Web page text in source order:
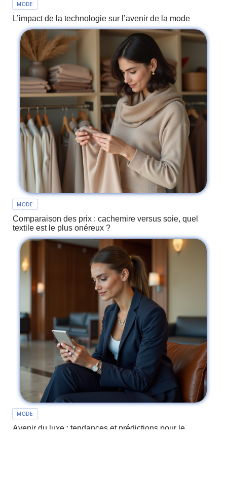
MODE
L’impact de la technologie sur l’avenir de la mode
MODE
Comparaison des prix : cachemire versus soie, quel
textile est le plus onéreux ?
MODE
Avenir du luxe : tendances et prédictions pour le